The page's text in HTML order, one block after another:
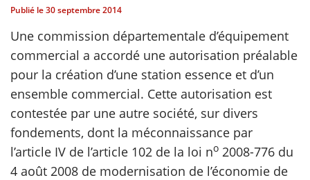
Publié le30 septembre 2014
Une commission départementale d’équipement
commercial a accordé une autorisation préalable
pour la création d’une station essence et d’un
ensemble commercial. Cette autorisation est
contestée par une autre société, sur divers
fondements, dont la méconnaissance par
l’article IV de l’article 102 de la loi no 2008-776 du
4 août 2008 de modernisation de l’économie de